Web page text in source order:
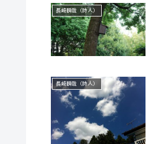
長崎瞬哉（詩人）
長崎瞬哉（詩人）